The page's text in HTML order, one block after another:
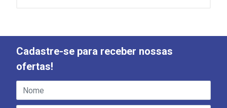
Cadastre-se para receber nossas
ofertas!